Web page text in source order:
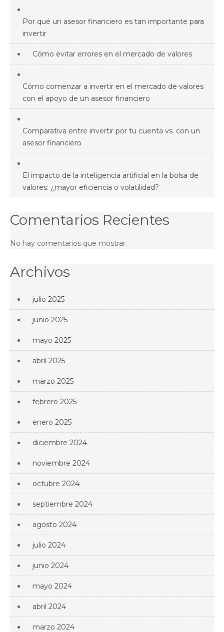
Por qué un asesor financiero es tan importante para
invertir
Cómo evitar errores en el mercado de valores
Cómo comenzar a invertir en el mercado de valores
con el apoyo de un asesor financiero
Comparativa entre invertir por tu cuenta vs. con un
asesor financiero
El impacto de la inteligencia artificial en la bolsa de
valores: ¿mayor eficiencia o volatilidad?
Comentarios Recientes
No hay comentarios que mostrar.
Archivos
julio 2025
junio 2025
mayo 2025
abril 2025
marzo 2025
febrero 2025
enero 2025
diciembre 2024
noviembre 2024
octubre 2024
septiembre 2024
agosto 2024
julio 2024
junio 2024
mayo 2024
abril 2024
marzo 2024